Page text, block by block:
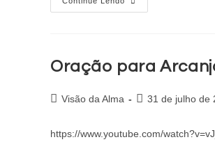
Oração para
Visão da Alma 31 de julho de
https://www.youtube.com/